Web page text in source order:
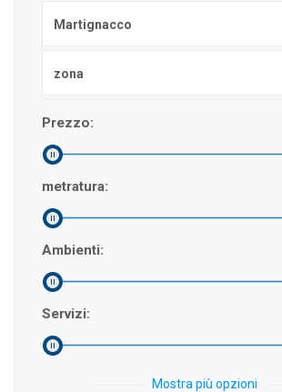
Martignacco
zona
Prezzo:
metratura:
Ambienti:
Servizi:
Mostra più opzioni